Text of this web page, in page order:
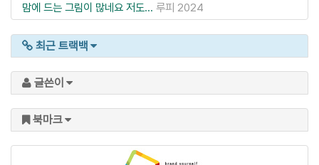
맘에 드는 그림이 많네요 저도... 루피 2024
최근 트랙백
글쓴이
북마크